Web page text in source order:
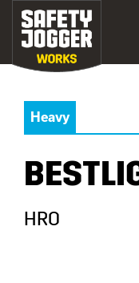
Heavy
HRO